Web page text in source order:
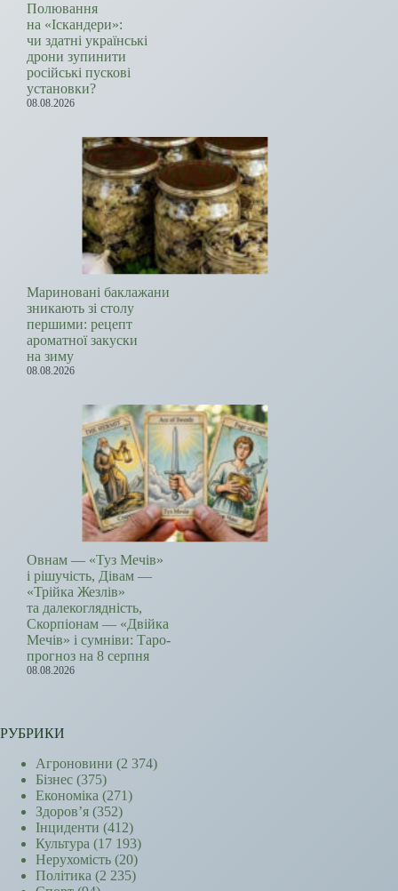
Полювання
на «Іскандери»:
чи здатні українські
дрони зупинити
російські пускові
установки?
08.08.2026
Мариновані баклажани
зникають зі столу
першими: рецепт
ароматної закуски
на зиму
08.08.2026
Овнам — «Туз Мечів»
і рішучість, Дівам —
«Трійка Жезлів»
та далекоглядність,
Скорпіонам — «Двійка
Мечів» і сумніви: Таро-
прогноз на 8 серпня
08.08.2026
РУБРИКИ
Агроновини (2 374)
Бізнес (375)
Економіка (271)
Здоров’я (352)
Інциденти (412)
Культура (17 193)
Нерухомість (20)
Політика (2 235)